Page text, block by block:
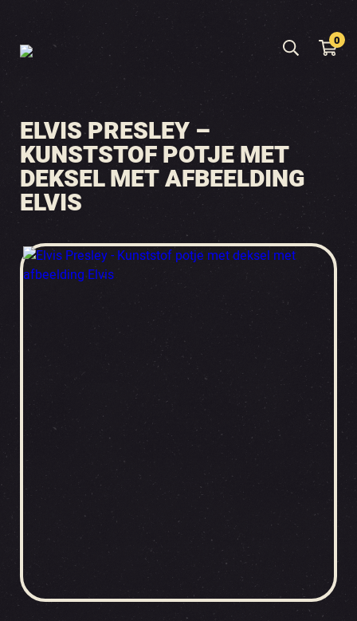
0
ELVIS PRESLEY –
KUNSTSTOF POTJE MET
DEKSEL MET AFBEELDING
ELVIS